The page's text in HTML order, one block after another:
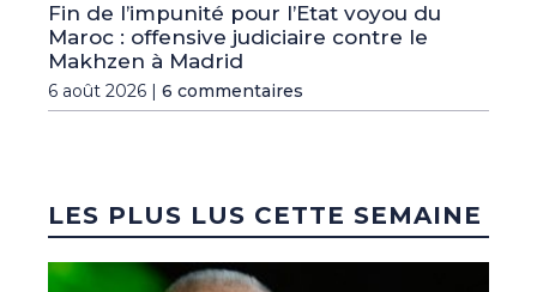
Fin de l’impunité pour l’Etat voyou du
Maroc : offensive judiciaire contre le
Makhzen à Madrid
6 août 2026 | 6 commentaires
LES PLUS LUS CETTE SEMAINE